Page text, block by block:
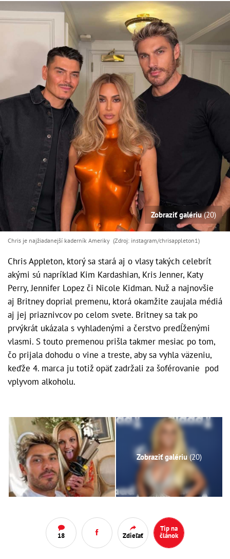
Zobraziť galériu(20)
Chris je najžiadanejší kaderník Ameriky (Zdroj: instagram/chrisappleton1)
Chris Appleton, ktorý sa stará aj o vlasy takých celebrít
akými sú napríklad Kim Kardashian, Kris Jenner, Katy
Perry, Jennifer Lopez či Nicole Kidman. Nuž a najnovšie
aj Britney doprial premenu, ktorá okamžite zaujala médiá
aj jej priaznivcov po celom svete. Britney sa tak po
prvýkrát ukázala s vyhladenými a čerstvo predĺženými
vlasmi. S touto premenou prišla takmer mesiac po tom,
čo prijala dohodu o vine a treste, aby sa vyhla väzeniu,
keďže 4. marca ju totiž opäť zadržali za šoférovanie pod
vplyvom alkoholu.
Zobraziť galériu(20)
18 Zdieľať
Tip na
článok